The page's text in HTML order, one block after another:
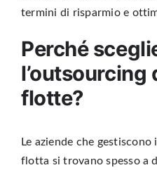
termini di risparmio e
Perché
l’outsourcing
flotte?
Le aziende che
flotta si trovano spesso a